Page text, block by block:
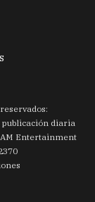
publicación diaria
Entertainment